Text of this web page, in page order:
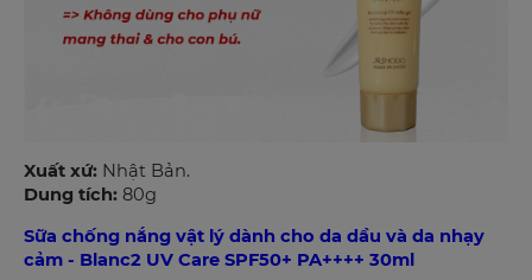
Xuất xứ: Nhật Bản.
Dung tích: 80g
Sữa chống nắng vật lý dành cho da dầu và da nhạy
cảm - Blanc2 UV Care SPF50+ PA++++ 30ml